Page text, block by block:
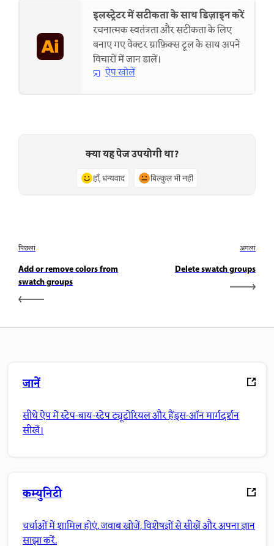
इलस्ट्रेटर में सटीकता के साथ डिज़ाइन करें
रचनात्मक स्वतंत्रता और सटीकता के लिए
बनाए गए वेक्टर ग्राफ़िक्स टूल के साथ अपने
विचारों में जान डालें।
ऐप खोलें
क्या यह पेज उपयोगी था?
हाँ, धन्यवाद बिल्कुल भी नहीं
पिछला
Add or remove colors from
swatch groups
अगला
Delete swatch groups
जानें
सीधे ऐप में स्टेप-बाय-स्टेप ट्यूटोरियल और हैंड्स-ऑन मार्गदर्शन
सीखें।
कम्युनिटी
चर्चाओं में शामिल होएं, जवाब खोजें, विशेषज्ञों से सीखें और अपना ज्ञान
साझा करें.